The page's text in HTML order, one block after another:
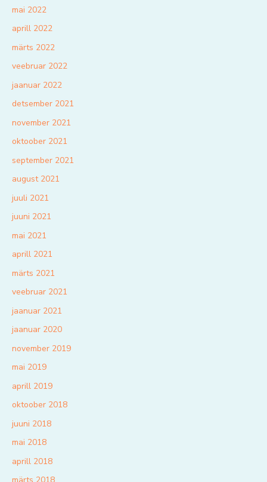
mai 2022
aprill 2022
märts 2022
veebruar 2022
jaanuar 2022
detsember 2021
november 2021
oktoober 2021
september 2021
august 2021
juuli 2021
juuni 2021
mai 2021
aprill 2021
märts 2021
veebruar 2021
jaanuar 2021
jaanuar 2020
november 2019
mai 2019
aprill 2019
oktoober 2018
juuni 2018
mai 2018
aprill 2018